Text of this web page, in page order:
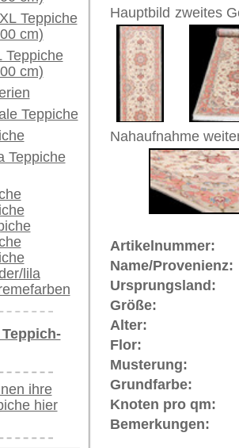
Grundfarbe: beige
Knoten pro qm:
500.000
Bemerkungen:
Unikat. Handgeknüpfter /
Der Flor dieses Teppichs
Dieser Teppich hat insgesamt
Teppichknüpfer benötigten zur
ungefähr 2.573 Stunden oder
Preis (inkl. MwSt.): € 4.400
Voraussichtliche Lieferzeit:
in Warenkorb
Mehr über die Provenienz Tabriz 50 raj | Iran
Tabriz ist die Hauptstadt der ProvinzAserbaidjanim
zurückgeführt auf Tav-riz, das in Pahlavi etwa mit der
damit Bezug nimmt auf die zahllosen am Vulkan
Überlieferung wurde die Stadt vom Kalifen Harun al-
Tabriz gilt seit dem 17. Jh. als ein sehr bedeutendes
Die feinen Tabriz-Knüpfungen gelten als die besten,
(ausgesprochen: "radsch") bedeutet "Knotenreihe" auf
eines Tabriz werden hierbei die Knoten auf einer
der Maßeinheit eines "Gereh") gezählt. Tabriz 50 raj
Knotenreihen in Kettrichtung vorliegen. Dieser Teppich
durchschnittlich 480.000 Knoten/m².
Teppiche.tv - große moderne